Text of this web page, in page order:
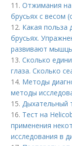
11.Отжимания
брусьях с весом
12. Какая польза
брусьях.
развивают
13.Сколько
глаза. Сколько
14. Методы
методы
15.Дыхательный
16. Тест на
применения
исследования в